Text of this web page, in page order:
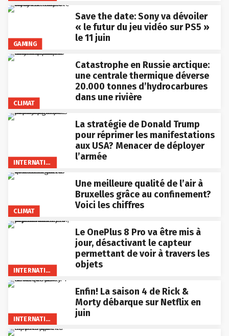
GAMING
Save the date: Sony va dévoiler
« le futur du jeu vidéo sur PS5 »
le 11 juin
CLIMAT
Catastrophe en Russie arctique:
une centrale thermique déverse
20.000 tonnes d’hydrocarbures
dans une rivière
INTERNATIONAL
La stratégie de Donald Trump
pour réprimer les manifestations
aux USA? Menacer de déployer
l’armée
CLIMAT
Une meilleure qualité de l’air à
Bruxelles grâce au confinement?
Voici les chiffres
INTERNATIONAL
Le OnePlus 8 Pro va être mis à
jour, désactivant le capteur
permettant de voir à travers les
objets
INTERNATIONAL
Enfin! La saison 4 de Rick &
Morty débarque sur Netflix en
juin